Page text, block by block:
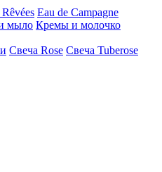
Eau de Campagne
мыло Кремы и молочко
Свеча Rose Свеча Tuberose